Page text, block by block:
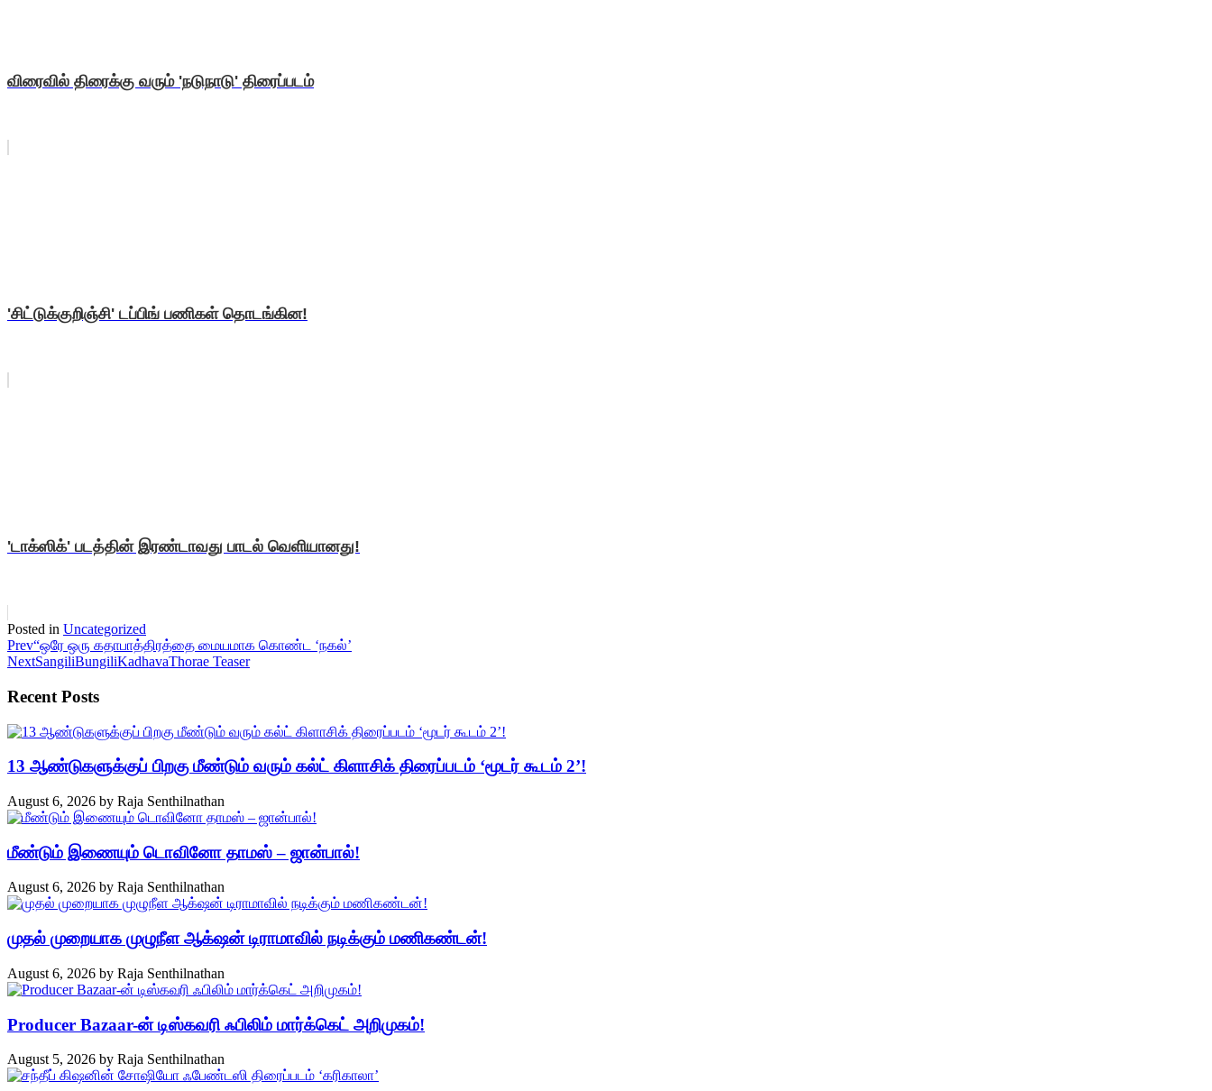
விரைவில் திரைக்கு வரும் 'நடுநாடு' திரைப்படம்
'சிட்டுக்குறிஞ்சி' டப்பிங் பணிகள் தொடங்கின!
'டாக்ஸிக்' படத்தின் இரண்டாவது பாடல் வெளியானது!
Posted in Uncategorized
Prev“ஒரே ஒரு கதாபாத்திரத்தை மையமாக கொண்ட ‘நகல்’
NextSangiliBungiliKadhavaThorae Teaser
Recent Posts
13 ஆண்டுகளுக்குப் பிறகு மீண்டும் வரும் கல்ட் கிளாசிக் திரைப்படம் ‘மூடர் கூடம் 2’!
August 6, 2026 by Raja Senthilnathan
மீண்டும் இணையும் டொவினோ தாமஸ் – ஜான்பால்!
August 6, 2026 by Raja Senthilnathan
முதல் முறையாக முழுநீள ஆக்‌ஷன் டிராமாவில் நடிக்கும் மணிகண்டன்!
August 6, 2026 by Raja Senthilnathan
Producer Bazaar-ன் டிஸ்கவரி ஃபிலிம் மார்க்கெட் அறிமுகம்!
August 5, 2026 by Raja Senthilnathan